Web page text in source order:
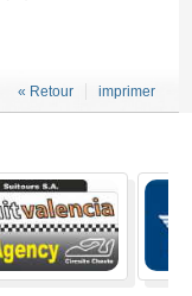
imprimer
« Retour